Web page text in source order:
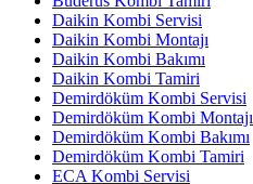
Daikin Kombi Servisi
Daikin Kombi Montajı
Daikin Kombi Bakımı
Daikin Kombi Tamiri
Demirdöküm Kombi Servisi
Demirdöküm Kombi Montajı
Demirdöküm Kombi Bakımı
Demirdöküm Kombi Tamiri
ECA Kombi Servisi